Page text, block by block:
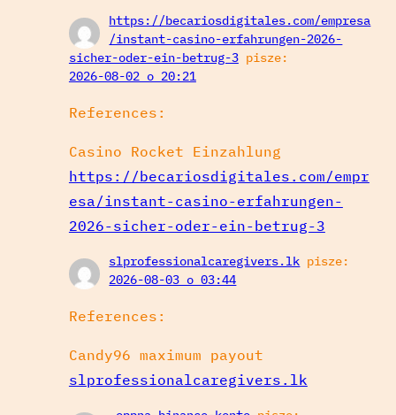
https://becariosdigitales.com/empresa
/instant-casino-erfahrungen-2026-
sicher-oder-ein-betrug-3 pisze:
2026-08-02 o 20:21
References:
Casino Rocket Einzahlung
https://becariosdigitales.com/empr
esa/instant-casino-erfahrungen-
2026-sicher-oder-ein-betrug-3
slprofessionalcaregivers.lk pisze:
2026-08-03 o 03:44
References:
Candy96 maximum payout
slprofessionalcaregivers.lk